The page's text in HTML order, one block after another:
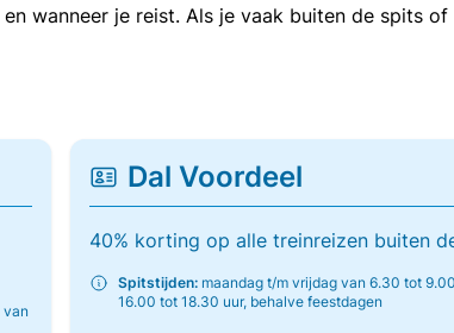
wanneer je reist. Als je vaak buiten de spits
van
Dal Voordeel
40% korting op alle treinreizen buiten
Spitstijden: maandag t/m vrijdag van 6.30 tot
16.00 tot 18.30 uur, behalve feestdagen